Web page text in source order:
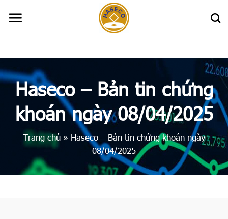
Haseco – Bản tin chứng
khoán ngày 08/04/2025
Trang chủ » Haseco – Bản tin chứng khoán ngày
08/04/2025